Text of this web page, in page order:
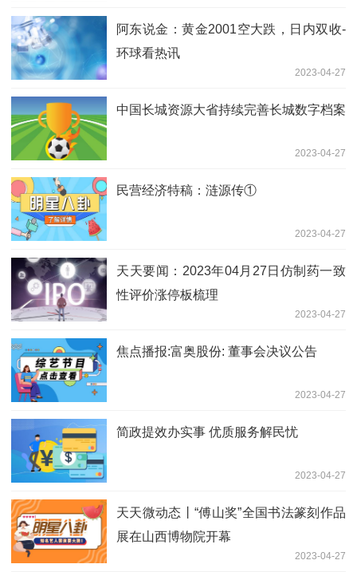
阿东说金：黄金2001空大跌，日内双收-
环球看热讯
2023-04-27
中国长城资源大省持续完善长城数字档案
2023-04-27
民营经济特稿：涟源传①
2023-04-27
天天要闻：2023年04月27日仿制药一致
性评价涨停板梳理
2023-04-27
焦点播报:富奥股份: 董事会决议公告
2023-04-27
简政提效办实事 优质服务解民忧
2023-04-27
天天微动态丨“傅山奖”全国书法篆刻作品
展在山西博物院开幕
2023-04-27